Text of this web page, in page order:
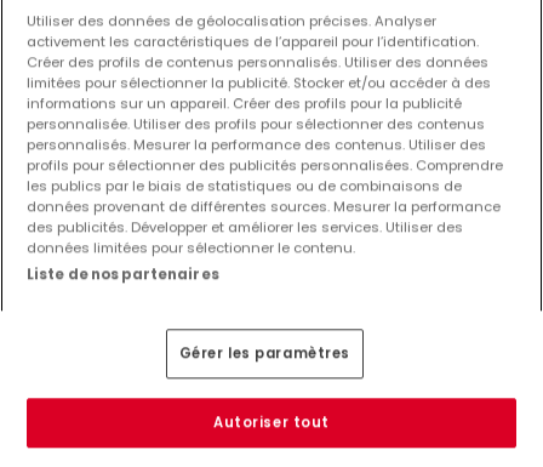
Maison individuelle
4
300 m²
1 749 020 €
Maison individuelle
4
280 m²
1 684 474 €
Maison individuelle
4
280 m² 1 689 628 €
Utiliser des données de géolocalisation précises. Analyser
activement les caractéristiques de l’appareil pour l’identification.
Créer des profils de contenus personnalisés. Utiliser des données
limitées pour sélectionner la publicité. Stocker et/ou accéder à des
informations sur un appareil. Créer des profils pour la publicité
personnalisée. Utiliser des profils pour sélectionner des contenus
personnalisés. Mesurer la performance des contenus. Utiliser des
profils pour sélectionner des publicités personnalisées. Comprendre
les publics par le biais de statistiques ou de combinaisons de
données provenant de différentes sources. Mesurer la performance
des publicités. Développer et améliorer les services. Utiliser des
données limitées pour sélectionner le contenu.
Liste de nos partenaires
Gérer les paramètres
Autoriser tout